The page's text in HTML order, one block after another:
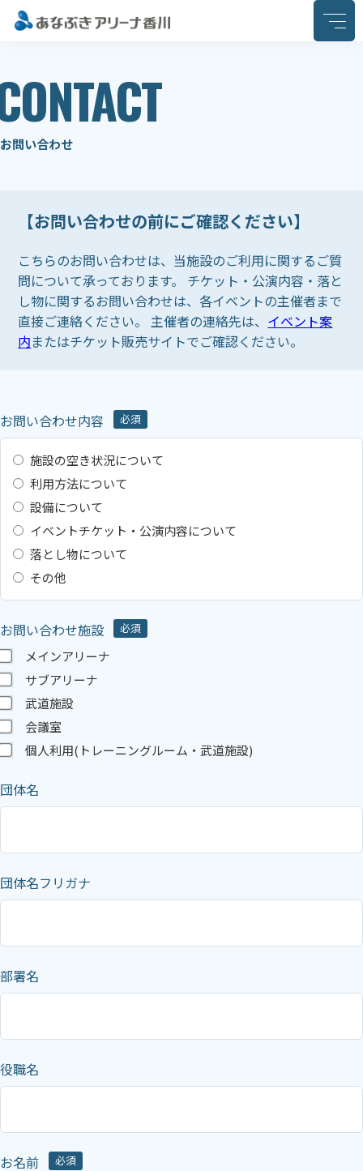
このページの本文へ移動
お問い合わせ
【お問い合わせの前にご確認ください】
こちらのお問い合わせは、当施設のご利用に関するご質
問について承っております。 チケット・公演内容・落と
し物に関するお問い合わせは、各イベントの主催者まで
直接ご連絡ください。 主催者の連絡先は、 イベント案
内またはチケット販売サイトでご確認ください。
お問い合わせ内容 必須
施設の空き状況について
利用方法について
設備について
イベントチケット・公演内容について
落とし物について
その他
お問い合わせ施設 必須
メインアリーナ
サブアリーナ
武道施設
会議室
個人利用(トレーニングルーム・武道施設)
団体名
団体名フリガナ
部署名
役職名
お名前 必須